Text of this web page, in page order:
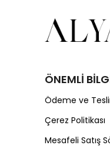
ÖNEMLİ
Ödeme ve
Çerez Politikası
Mesafeli Satış